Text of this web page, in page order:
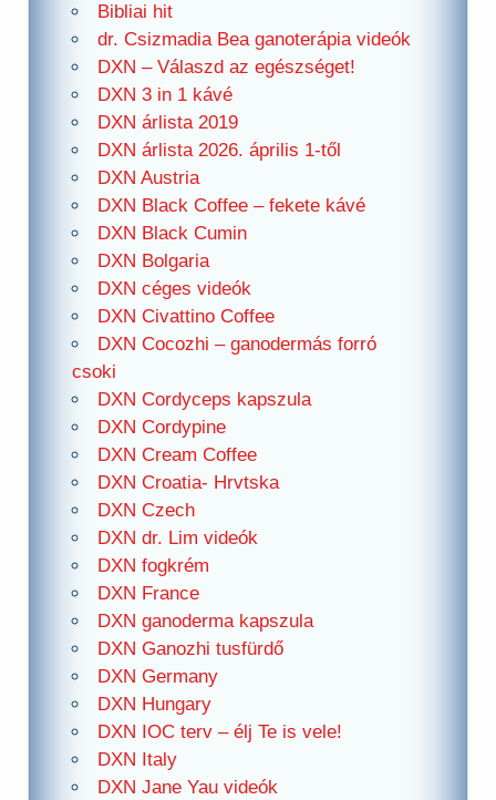
Bibliai hit
dr. Csizmadia Bea ganoterápia videók
DXN – Válaszd az egészséget!
DXN 3 in 1 kávé
DXN árlista 2019
DXN árlista 2026. április 1-től
DXN Austria
DXN Black Coffee – fekete kávé
DXN Black Cumin
DXN Bolgaria
DXN céges videók
DXN Civattino Coffee
DXN Cocozhi – ganodermás forró
csoki
DXN Cordyceps kapszula
DXN Cordypine
DXN Cream Coffee
DXN Croatia- Hrvtska
DXN Czech
DXN dr. Lim videók
DXN fogkrém
DXN France
DXN ganoderma kapszula
DXN Ganozhi tusfürdő
DXN Germany
DXN Hungary
DXN IOC terv – élj Te is vele!
DXN Italy
DXN Jane Yau videók